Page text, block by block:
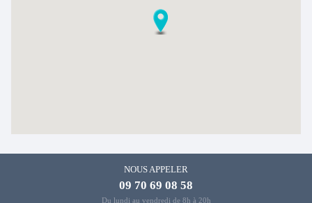
NOUS APPELER
09 70 69 08 58
Du lundi au vendredi de 8h à 20h